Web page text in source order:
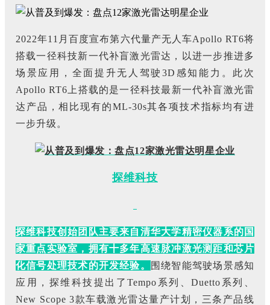
2022年11月百度宣布第六代量产无人车Apollo RT6将
搭载一径科技新一代补盲激光雷达，以进一步推进多
场景应用，全面提升无人驾驶3D感知能力。此次
Apollo RT6上搭载的是一径科技最新一代补盲激光雷
达产品，相比现有的ML-30s其各项技术指标均有进
一步升级。
探维科技
探维科技创始团队主要来自清华大学精密仪器系的国
家重点实验室，拥有十多年高速脉冲激光测距和芯片
化信号处理技术的开发经验。
围绕智能驾驶场景感知
应用，探维科技提出了Tempo系列、Duetto系列、
New Scope 3款车载激光雷达量产计划，三条产品线